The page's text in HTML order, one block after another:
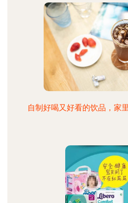
自制好喝又好看的饮品，家